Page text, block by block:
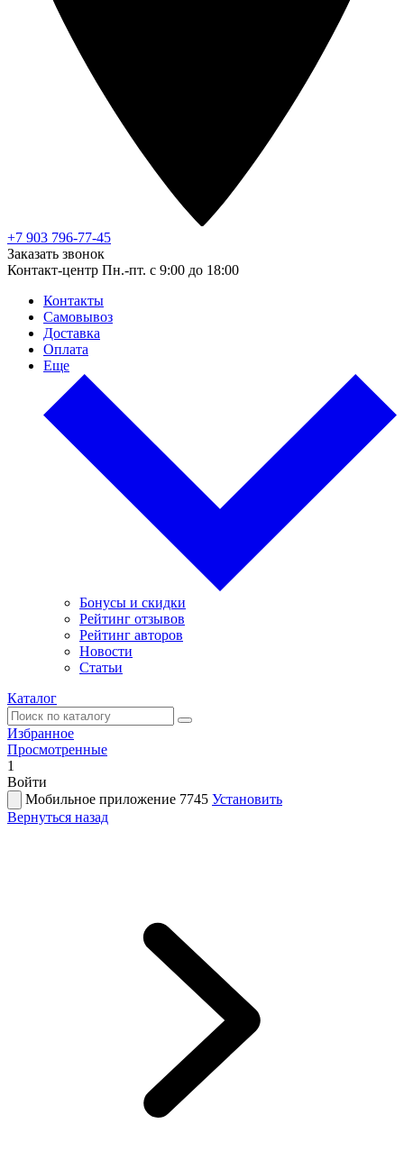
+7 903 796-77-45
Заказать звонок
Контакт-центр Пн.-пт. с 9:00 до 18:00
Контакты
Самовывоз
Доставка
Оплата
Еще
Бонусы и скидки
Рейтинг отзывов
Рейтинг авторов
Новости
Статьи
Каталог
Избранное
Просмотренные
1
Войти
Мобильное приложение 7745 Установить
Вернуться назад